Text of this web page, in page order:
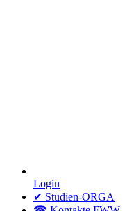
Login
✔ Studien-ORGA